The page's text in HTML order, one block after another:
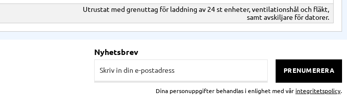
Utrustat med grenuttag för laddning av 24 st enheter, ventilationshål och fläkt,
samt avskiljare för datorer.
Nyhetsbrev
PRENUMERERA
Dina personuppgifter behandlas i enlighet med vår integritetspolicy.